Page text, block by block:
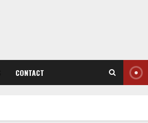
CONTACT